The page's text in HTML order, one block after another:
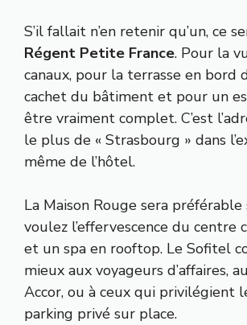
S’il fallait n’en retenir qu’un, ce
Régent Petite France. Pour la
canaux, pour la terrasse en bord
cachet du bâtiment et pour un
être vraiment complet. C’est
le plus de « Strasbourg » dans
même de l’hôtel.
La Maison Rouge sera préférable
voulez l’effervescence du centre
et un spa en rooftop. Le Sofitel
mieux aux voyageurs d’affaires,
Accor, ou à ceux qui privilégient
parking privé sur place.